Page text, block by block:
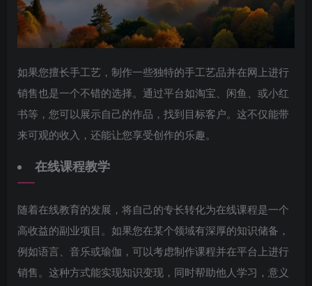
如果您擅长手工艺，制作一些独特的手工艺品并在网上进行
销售也是一个不错的选择。通过平台如淘宝、闲鱼、或小红
书等，您可以展示自己的作品，找到目标客户。这不仅能带
来可观的收入，还能让您享受创作的乐趣。
在线课程教学
随着在线教育的发展，将自己的专长转化为在线课程是一个
高收益的副业项目。如果您在某个领域有深厚的知识储备，
例如语言、音乐或瑜伽，可以考虑制作课程并在平台上进行
销售。这种方式能实现知识变现，同时帮助他人学习，意义